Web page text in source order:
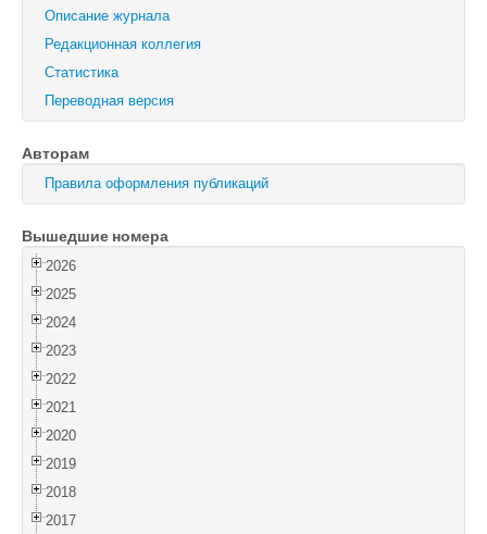
Письма в Журнал технической физики
Физика твердого тела
Физика и техника полупроводников
Оптика и спектроскопия
Поиск
Войти
Описание журнала
Редакционная коллегия
Статистика
Переводная версия
Авторам
Правила оформления публикаций
Вышедшие номера
2026
2025
2024
2023
2022
2021
2020
2019
2018
2017